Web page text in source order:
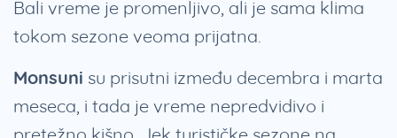
Bali vreme je promenljivo, ali je sama klima
tokom sezone veoma prijatna.
Monsuni su prisutni između decembra i marta
meseca, i tada je vreme nepredvidivo i